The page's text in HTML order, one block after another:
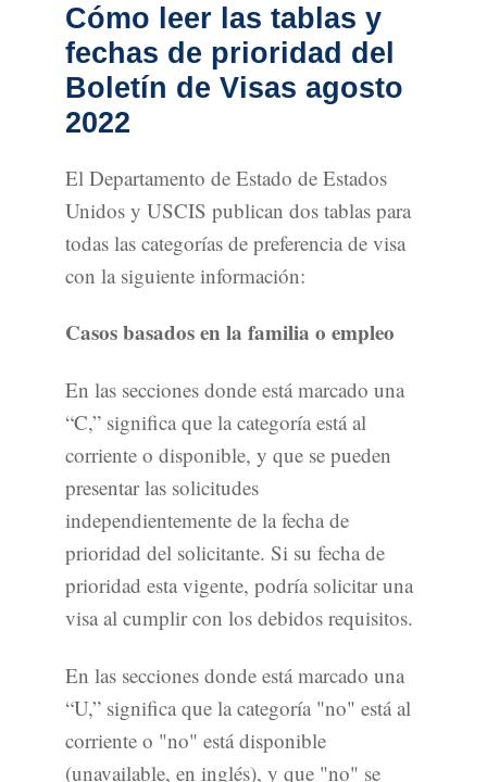
Cómo leer las tablas y
fechas de prioridad del
Boletín de Visas agosto
2022
El Departamento de Estado de Estados
Unidos y USCIS publican dos tablas para
todas las categorías de preferencia de visa
con la siguiente información:
Casos basados en la familia o empleo
En las secciones donde está marcado una
“C,” significa que la categoría está al
corriente o disponible, y que se pueden
presentar las solicitudes
independientemente de la fecha de
prioridad del solicitante. Si su fecha de
prioridad esta vigente, podría solicitar una
visa al cumplir con los debidos requisitos.
En las secciones donde está marcado una
“U,” significa que la categoría "no" está al
corriente o "no" está disponible
(unavailable, en inglés), y que "no" se